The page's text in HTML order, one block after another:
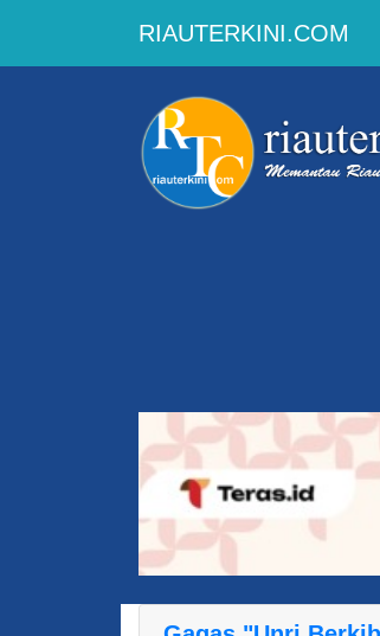
RIAUTERKINI.COM